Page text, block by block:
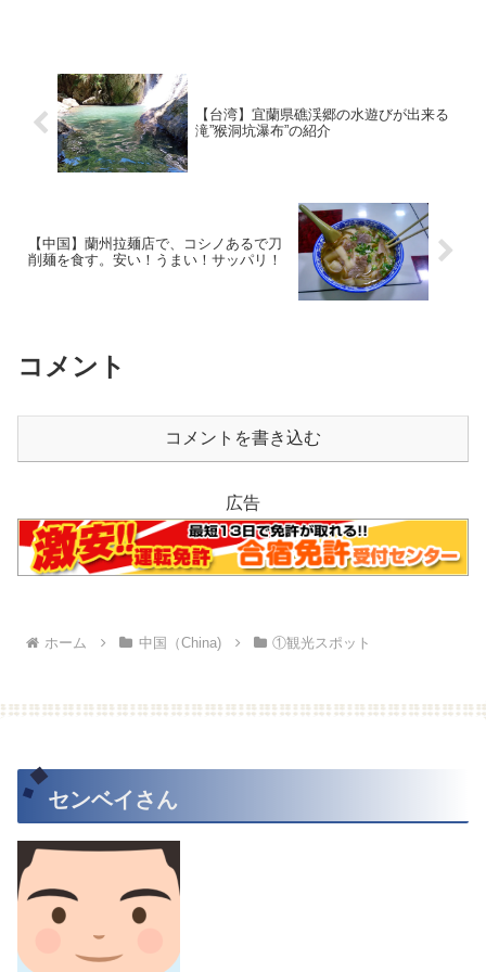
【台湾】宜蘭県礁渓郷の水遊びが出来る
滝”猴洞坑瀑布”の紹介
【中国】蘭州拉麺店で、コシノあるで刀
削麺を食す。安い！うまい！サッパリ！
コメント
コメントを書き込む
広告
ホーム 中国（China) ①観光スポット
センベイさん